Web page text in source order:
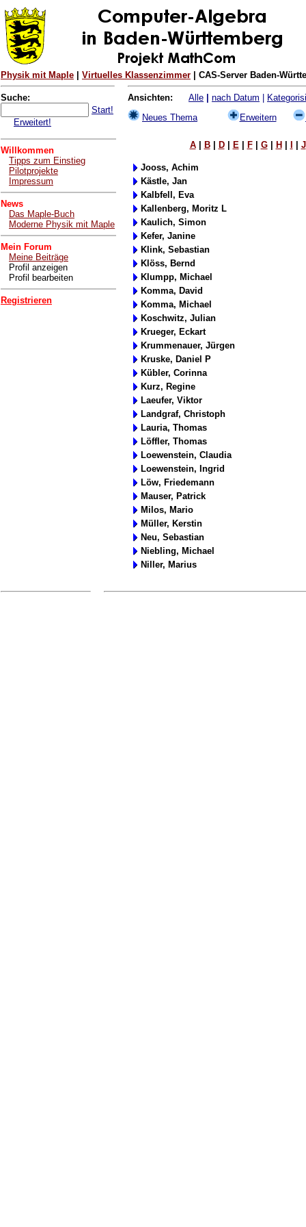
Physik mit Maple Virtuelles Klassenzimmer | CAS-Server Baden-
Suche:
Start!
Erweitert!
Willkommen
Tipps zum Einstieg
Pilotprojekte
Impressum
News
Das Maple-Buch
Moderne Physik mit Maple
Mein Forum
Meine Beiträge
Profil anzeigen
Profil bearbeiten
Registrieren
Ansichten: Alle nach Datum
Neues Thema
Erweitern
A| B| D| E| F| G| H J
Jooss, Achim
Kästle, Jan
Kalbfell, Eva
Kallenberg, Moritz L
Kaulich, Simon
Kefer, Janine
Klink, Sebastian
Klöss, Bernd
Klumpp, Michael
Komma, David
Komma, Michael
Koschwitz, Julian
Krueger, Eckart
Krummenauer, Jürgen
Kruske, Daniel P
Kübler, Corinna
Kurz, Regine
Laeufer, Viktor
Landgraf, Christoph
Lauria, Thomas
Löffler, Thomas
Loewenstein, Claudia
Loewenstein, Ingrid
Löw, Friedemann
Mauser, Patrick
Milos, Mario
Müller, Kerstin
Neu, Sebastian
Niebling, Michael
Niller, Marius